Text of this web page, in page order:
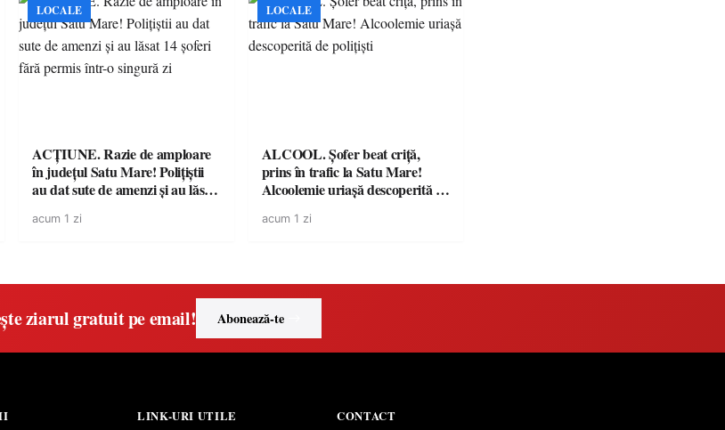
LOCALE
ACȚIUNE. Razie de amploare
în județul Satu Mare! Polițiștii
au dat sute de amenzi și au lăsat
singură zi
acum 1 zi
LOCALE
ALCOOL. Șofer beat criță,
prins în trafic la Satu Mare!
Alcoolemie uriașă descoperită de
acum 1 zi
ziarul gratuit pe email! Abonează-te
LINK-URI UTILE CONTACT